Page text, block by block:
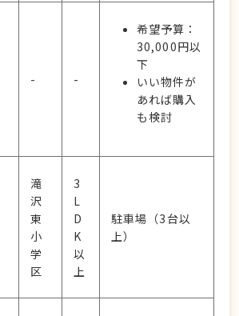
- -
希望予算：
30,000円以
下
いい物件が
あれば購入
も検討
滝
沢
東
小
学
区
3
L
D
K
以
上
駐車場（3台以
上）